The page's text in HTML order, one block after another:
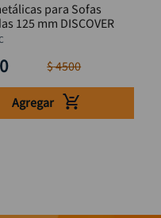
para Sofas
cromadas 125 mm DISCOVER
$4500
Agregar